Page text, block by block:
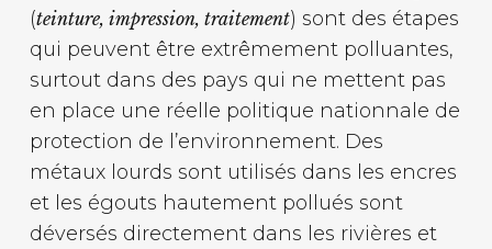
(teinture, impression, traitement) sont des étapes
qui peuvent être extrêmement polluantes,
surtout dans des pays qui ne mettent pas
en place une réelle politique nationnale de
protection de l’environnement. Des
métaux lourds sont utilisés dans les encres
et les égouts hautement pollués sont
déversés directement dans les rivières et